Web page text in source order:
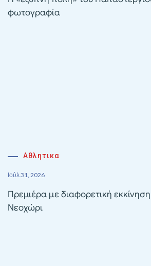
φωτογραφία
Αθλητικα
Ιούλ 31, 2026
Πρεμιέρα με διαφορετική
Νεοχώρι